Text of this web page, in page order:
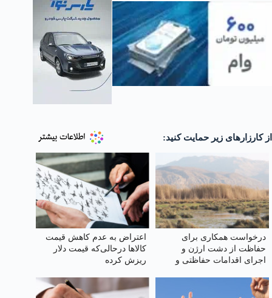
از کارزارهای زیر حمایت کنید:
درخواست همکاری برای
حفاظت از دشت ارژن و
اجرای اقدامات حفاظتی و
اعتراض به عدم کاهش‌ قیمت
کالاها درحالی‌که قیمت دلار
ریزش کرده